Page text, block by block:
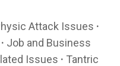
Attack Issues ·
· Job and Business
Issues · Tantric